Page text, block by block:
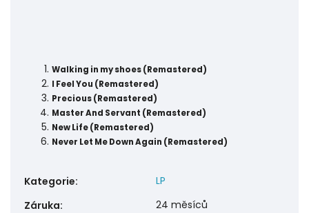
Walking in my shoes (Remastered)
I Feel You (Remastered)
Precious (Remastered)
Master And Servant (Remastered)
New Life (Remastered)
Never Let Me Down Again (Remastered)
Kategorie:
LP
Záruka: 24 měsíců